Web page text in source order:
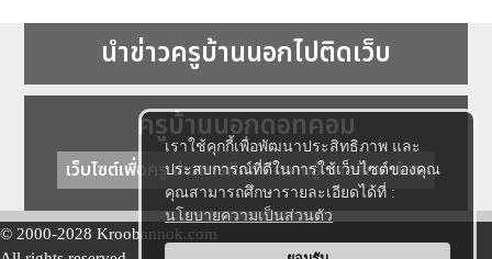
เราใช้คุกกี้เพื่อพัฒนาประสิทธิภาพ และ
ประสบการณ์ที่ดีในการใช้เว็บไซต์ของคุณ
คุณสามารถศึกษารายละเอียดได้ที่ :
นโยบายความเป็นส่วนตัว
นำข่าวครูบ้านนอกไปติดเว็บ
ครูบ้านนอกดอทคอม
เว็บไซต์เพื่อครู ข่าวการศึกษา ความรู้ การศึกษาไทย
© 2000-2028 Kroobannok.com